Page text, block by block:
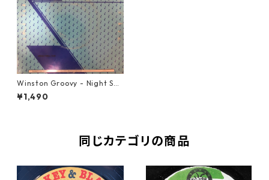
Winston Groovy ‎- Night Shi
ft【7-20552】
¥1,490
同じカテゴリの商品